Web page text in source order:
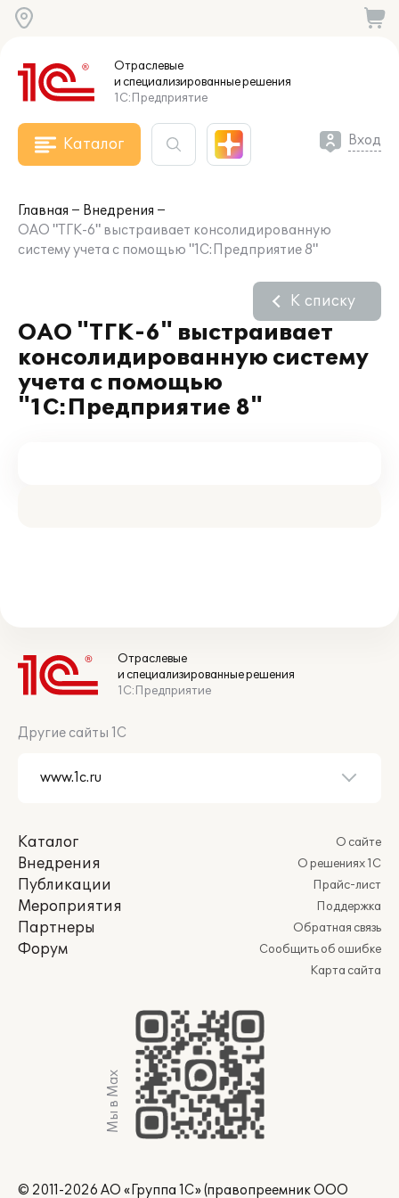
Отраслевые
и специализированныерешения
1С:Предприятие
Каталог Вход
Главная
Внедрения
ОАО "ТГК-6" выстраивает консолидированную
систему учета с помощью "1С:Предприятие 8"
ОАО "ТГК-6" выстраивает
консолидированную систему
учета с помощью
"1С:Предприятие 8"
К списку
Отраслевые
и специализированные решения
1С:Предприятие
Другие сайты 1С
Каталог
Внедрения
Публикации
Мероприятия
Партнеры
Форум
О сайте
О решениях 1С
Прайс-лист
Поддержка
Обратная связь
Сообщить об ошибке
Карта сайта
Мы в Max
© 2011-2026 АО «Группа 1С» (правопреемник ООО